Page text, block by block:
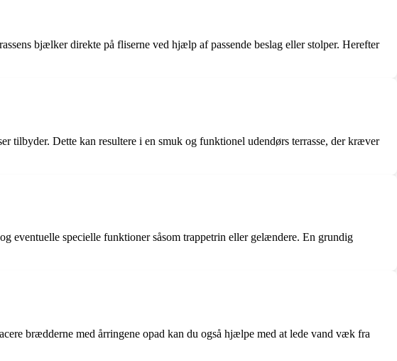
bjælker direkte på fliserne ved hjælp af passende beslag eller stolper. Herefter
tilbyder. Dette kan resultere i en smuk og funktionel udendørs terrasse, der kræver
eventuelle specielle funktioner såsom trappetrin eller gelændere. En grundig
brædderne med årringene opad kan du også hjælpe med at lede vand væk fra